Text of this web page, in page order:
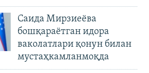
Саида Мирзиеёва
бошқараётган идора
ваколатлари қонун билан
мустаҳкамланмоқда